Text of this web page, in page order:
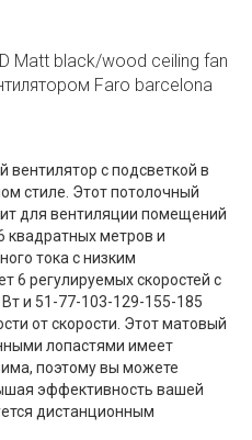
Matt black/wood ceiling fan
Faro barcelona
вентилятор с подсветкой в
стиле. Этот потолочный
для вентиляции помещений
квадратных метров и
тока с низким
6 регулируемых скоростей с
и 51-77-103-129-155-185
от скорости. Этот матовый
лопастями имеет
поэтому вы можете
эффективность вашей
дистанционным